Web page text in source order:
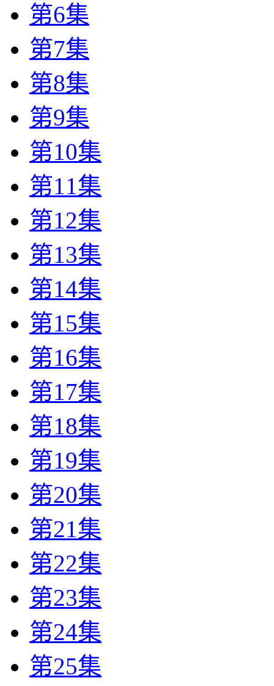
第6集
第7集
第8集
第9集
第10集
第11集
第12集
第13集
第14集
第15集
第16集
第17集
第18集
第19集
第20集
第21集
第22集
第23集
第24集
第25集